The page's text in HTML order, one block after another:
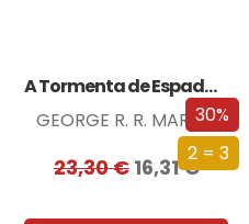
30%
2 = 3
A Tormenta de Espadas (Edição especial limitada)
GEORGE R. R. MARTIN
23,30€ 16,31€